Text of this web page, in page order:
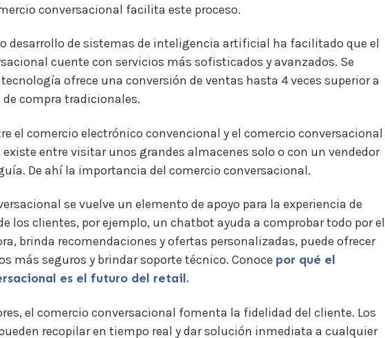
conversacional facilita este proceso.
desarrollo de sistemas de inteligencia artificial ha facilitado que el
cuente con servicios más sofisticados y avanzados. Se
ofrece una conversión de ventas hasta 4 veces superior a
de compra tradicionales.
el comercio electrónico convencional y el comercio conversacional
entre visitar unos grandes almacenes solo o con un vendedor
De ahí la importancia del comercio conversacional.
se vuelve un elemento de apoyo para la experiencia de
los clientes, por ejemplo, un chatbot ayuda a comprobar todo por el
brinda recomendaciones y ofertas personalizadas, puede ofrecer
más seguros y brindar soporte técnico. Conoce por qué el
es el futuro del retail.
el comercio conversacional fomenta la fidelidad del cliente. Los
recopilar en tiempo real y dar solución inmediata a cualquier